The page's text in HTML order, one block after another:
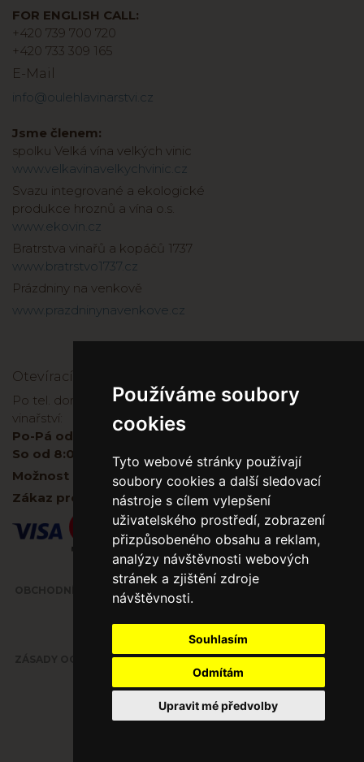
Používáme soubory
cookies
Tyto webové stránky používají
soubory cookies a další sledovací
nástroje s cílem vylepšení
uživatelského prostředí, zobrazení
přizpůsobeného obsahu a reklam,
analýzy návštěvnosti webových
stránek a zjištění zdroje
návštěvnosti.
Souhlasím
Odmítám
Upravit mé předvolby
FOR ENGLISH CALL:
+420 739 700 720
+420 733 309 165
E-Mail
info@oulehlavinarstvi.cz
Jsme členem:
spolku Velká vína velkých vinic
www.velkavinavelkychvinic.cz
Svazu integrované a ekologické
produkce hroznů a vína o.s.
www.ekovin.cz
Bratrstva vinařů a kopáčů 1737
www.bratrstvo1737.cz
Prázdniny na venkově
www.prazdninynavenkove.cz
Otevírací doba
Po tel. domluvě je možné zakoupit víno přímo ve
vinařství:
Po-Pá od 8:00 do 17:00
So od 8:00-11:00
Možnost platby kartou na prodejně i na E - shopu.
Zákaz prodeje alkoholu osobám mladším 18 let.
OBCHODNÍ PODMÍNKY
ZÁSADY OCHRANY OSOBNÍCH ÚDAJŮ